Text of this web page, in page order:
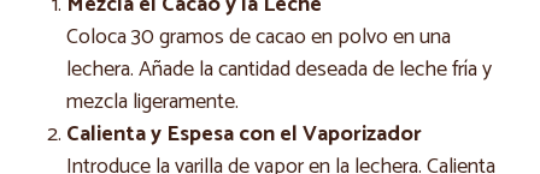
Coloca 30 gramos de cacao en polvo en una
lechera. Añade la cantidad deseada de leche fría y
mezcla ligeramente.
Calienta y Espesa con el Vaporizador